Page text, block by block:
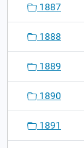
1887
1888
1889
1890
1891